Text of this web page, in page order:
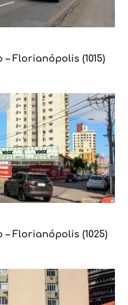
– Florianópolis (1015)
– Florianópolis (1025)